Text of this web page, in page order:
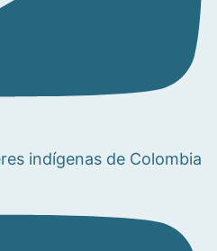
indígenas de Colombia